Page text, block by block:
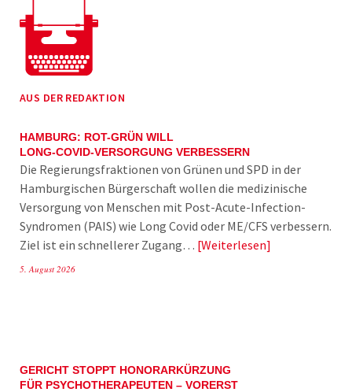
AUS DER REDAKTION
HAMBURG: ROT-GRÜN WILL
LONG-COVID-VERSORGUNG VERBESSERN
Die Regierungsfraktionen von Grünen und SPD in der
Hamburgischen Bürgerschaft wollen die medizinische
Versorgung von Menschen mit Post-Acute-Infection-
Syndromen (PAIS) wie Long Covid oder ME/CFS verbessern.
Ziel ist ein schnellerer Zugang… Weiterlesen
5. August 2026
GERICHT STOPPT HONORARKÜRZUNG
FÜR PSYCHOTHERAPEUTEN – VORERST